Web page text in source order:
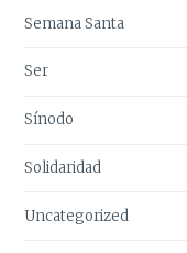
Semana Santa
Ser
Sínodo
Solidaridad
Uncategorized